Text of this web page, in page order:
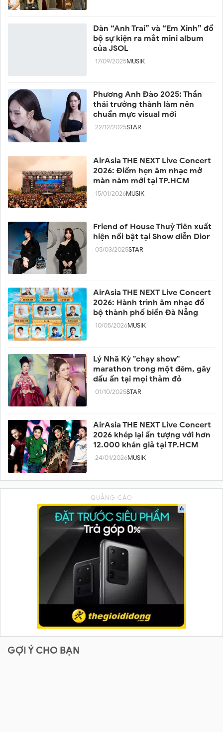
Dàn “Anh Trai” và “Em Xinh” đổ
bộ sự kiện ra mắt mini album
của JSOL
17/09/2025MUSIK
Phương Anh Đào 2025: Thần
thái trưởng thành làm nên
chuẩn mực visual mới
22/12/2025STAR
AirAsia THE NEXT Live Concert
2026: Điểm hẹn âm nhạc mở
màn năm mới tại TP.HCM
15/01/2026MUSIK
Friend of House Thuỳ Tiên xuất
hiện nổi bật tại Show diễn Dior
05/03/2025STAR
AirAsia THE NEXT Live Concert
2026: Hành trình âm nhạc đổ
bộ thành phố biển Đà Nẵng
10/05/2026MUSIK
Lý Nhã Kỳ "chạy show"
marathon trong một đêm, gây
dấu ấn tại mọi thảm đỏ
01/10/2025STAR
AirAsia THE NEXT Live Concert
2026 khép lại ấn tượng với hơn
12.000 khán giả tại TP.HCM
24/01/2026MUSIK
GỢI Ý CHO BẠN